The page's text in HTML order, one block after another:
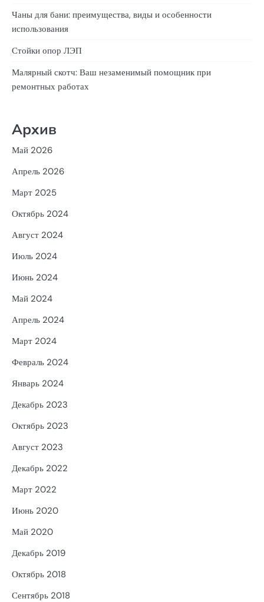
Чаны для бани: преимущества, виды и особенности
использования
Стойки опор ЛЭП
Малярный скотч: Ваш незаменимый помощник при
ремонтных работах
Архив
Май 2026
Апрель 2026
Март 2025
Октябрь 2024
Август 2024
Июль 2024
Июнь 2024
Май 2024
Апрель 2024
Март 2024
Февраль 2024
Январь 2024
Декабрь 2023
Октябрь 2023
Август 2023
Декабрь 2022
Март 2022
Июнь 2020
Май 2020
Декабрь 2019
Октябрь 2018
Сентябрь 2018